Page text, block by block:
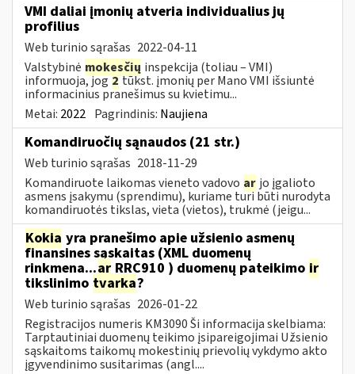
VMI daliai įmonių atveria individualius jų
profilius
Web turinio sąrašas 2022-04-11
Valstybinė mokesčių inspekcija (toliau – VMI)
informuoja, jog2tūkst. įmonių per Mano VMI išsiuntė
informacinius pranešimus su kvietimu...
Metai: 2022 Pagrindinis: Naujiena
Komandiruočių sąnaudos (21 str.)
Web turinio sąrašas 2018-11-29
Komandiruote laikomas vieneto vadovo ar jo įgalioto
asmens įsakymu (sprendimu), kuriame turi būti nurodyta
komandiruotės tikslas, vieta (vietos), trukmė (jeigu...
Kokia yra pranešimo apie užsienio asmenų
finansines sąskaitas (XML duomenų
rinkmena...ar RRC910 ) duomenų pateikimo ir
tikslinimo tvarka?
Web turinio sąrašas 2026-01-22
Registracijos numeris KM3090 Ši informacija skelbiama:
Tarptautiniai duomenų teikimo įsipareigojimai Užsienio
sąskaitoms taikomų mokestinių prievolių vykdymo akto
įgyvendinimo susitarimas (angl....